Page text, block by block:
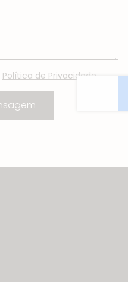
Política de Privacidade